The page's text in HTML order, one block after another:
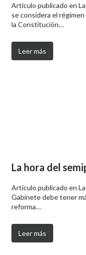
Artículo publicado en
se considera el
la Constitución…
Leer más
La hora del
Artículo publicado en
Gabinete debe tener
reforma…
Leer más